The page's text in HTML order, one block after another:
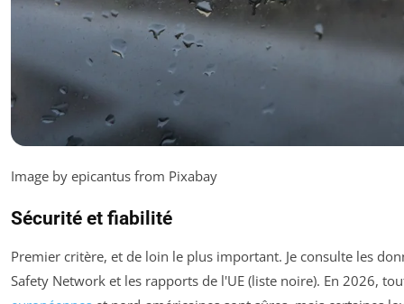
Image by epicantus from Pixabay
Sécurité et fiabilité
Premier critère, et de loin le plus important. Je consulte les
Safety Network et les rapports de l'UE (liste noire). En 2026,